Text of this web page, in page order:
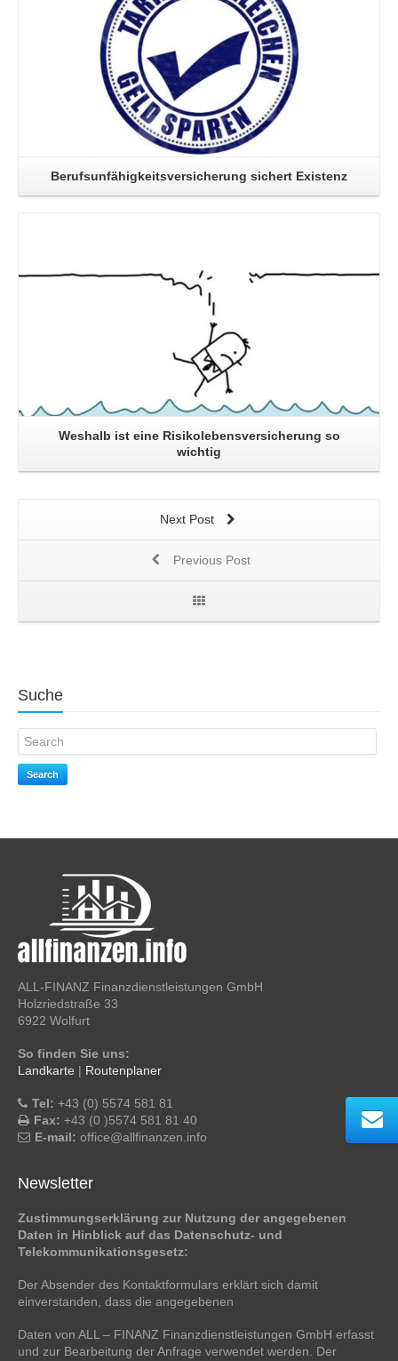
Berufsunfähigkeitsversicherung sichert Existenz
Weshalb ist eine Risikolebensversicherung so
wichtig
Next Post
Previous Post
Suche
Search
ALL-FINANZ Finanzdienstleistungen GmbH
Holzriedstraße 33
6922 Wolfurt
So finden Sie uns:
Landkarte | Routenplaner
Tel: +43 (0) 5574 581 81
Fax: +43 (0 )5574 581 81 40
E-mail: office@allfinanzen.info
Newsletter
Zustimmungserklärung zur Nutzung der angegebenen
Daten in Hinblick auf das Datenschutz- und
Telekommunikationsgesetz:
Der Absender des Kontaktformulars erklärt sich damit
einverstanden, dass die angegebenen
Daten von ALL – FINANZ Finanzdienstleistungen GmbH erfasst
und zur Bearbeitung der Anfrage verwendet werden. Der